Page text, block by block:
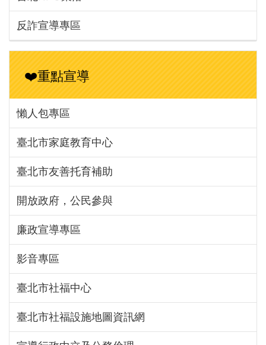
反詐宣導專區
❤️重點宣導
懶人包專區
臺北市家庭教育中心
臺北市友善托育補助
開放政府，公民參與
廉政宣導專區
影音專區
臺北市社福中心
臺北市社福設施地圖資訊網